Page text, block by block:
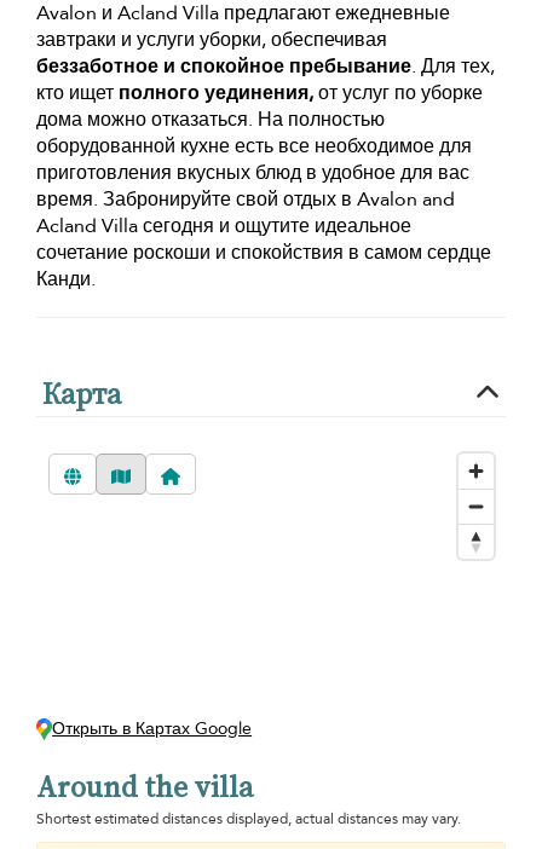
Avalon и Acland Villa предлагают ежедневные
завтраки и услуги уборки, обеспечивая
беззаботное и спокойное пребывание. Для тех,
кто ищет полного уединения,от услуг по уборке
дома можно отказаться. На полностью
оборудованной кухне есть все необходимое для
приготовления вкусных блюд в удобное для вас
время. Забронируйте свой отдых в Avalon and
Acland Villa сегодня и ощутите идеальное
сочетание роскоши и спокойствия в самом сердце
Канди.
Карта
Открыть в Картах Google
Around the villa
Shortest estimated distances displayed, actual distances may vary.